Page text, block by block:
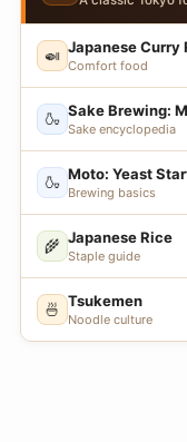
🍛 Japanese Curry
Comfort food
🍶 Sake Brewing:
Sake encyclopedia
🍶 Moto: Yeast
Brewing basics
🌾 Japanese Rice
Staple guide
🍜 Tsukemen
Noodle culture